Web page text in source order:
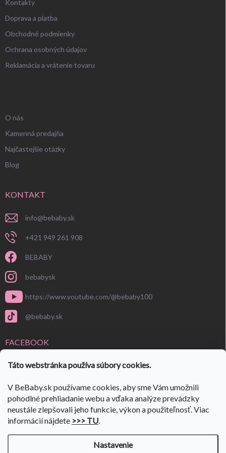
Táto webstránka používa súbory cookies.
V BeBaby.sk používame cookies, aby sme Vám umožnili
pohodlné prehliadanie webu a vďaka analýze prevádzky
neustále zlepšovali jeho funkcie, výkon a použiteľnosť. Viac
informácií nájdete >>> TU.
Nastavenie
Kontakty
Doprava a platba
Obchodné podmienky
Ochrana osobných údajov
Reklamácia a vrátenie tovaru
O nás
Kamenná predajňa
Najčastejšie otázky
Blog
KONTAKT
info@bebaby.sk
+421 949 261 908
BEBABY
bebabysk
https://www.youtube.com/@bebaby100
@bebaby.sk
FACEBOOK